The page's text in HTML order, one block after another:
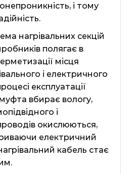
і тому
нагрівальних секцій
полягає в
місця
і електричного
експлуатації
вбирає вологу,
і
окислюються,
електричний
кабель стає